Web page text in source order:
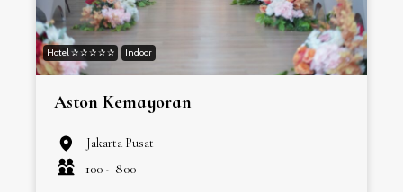
Hotel ✰ ✰ ✰ ✰ ✰ Indoor
Aston Kemayoran
Jakarta Pusat
100 - 800